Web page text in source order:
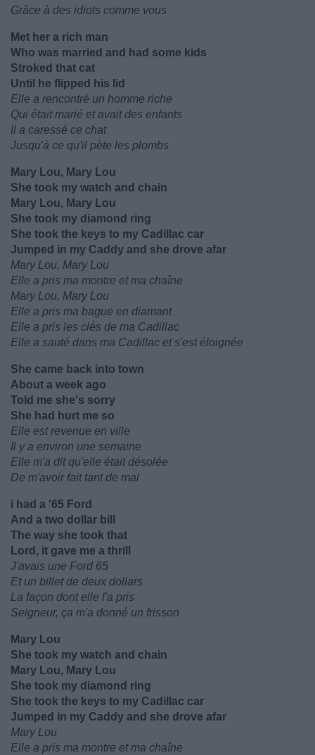
Grâce à des idiots comme vous
Met her a rich man
Who was married and had some kids
Stroked that cat
Until he flipped his lid
Elle a rencontré un homme riche
Qui était marié et avait des enfants
Il a caressé ce chat
Jusqu'à ce qu'il pète les plombs
Mary Lou, Mary Lou
She took my watch and chain
Mary Lou, Mary Lou
She took my diamond ring
She took the keys to my Cadillac car
Jumped in my Caddy and she drove afar
Mary Lou, Mary Lou
Elle a pris ma montre et ma chaîne
Mary Lou, Mary Lou
Elle a pris ma bague en diamant
Elle a pris les clés de ma Cadillac
Elle a sauté dans ma Cadillac et s'est éloignée
She came back into town
About a week ago
Told me she's sorry
She had hurt me so
Elle est revenue en ville
Il y a environ une semaine
Elle m'a dit qu'elle était désolée
De m'avoir fait tant de mal
i had a '65 Ford
And a two dollar bill
The way she took that
Lord, it gave me a thrill
J'avais une Ford 65
Et un billet de deux dollars
La façon dont elle l'a pris
Seigneur, ça m'a donné un frisson
Mary Lou
She took my watch and chain
Mary Lou, Mary Lou
She took my diamond ring
She took the keys to my Cadillac car
Jumped in my Caddy and she drove afar
Mary Lou
Elle a pris ma montre et ma chaîne